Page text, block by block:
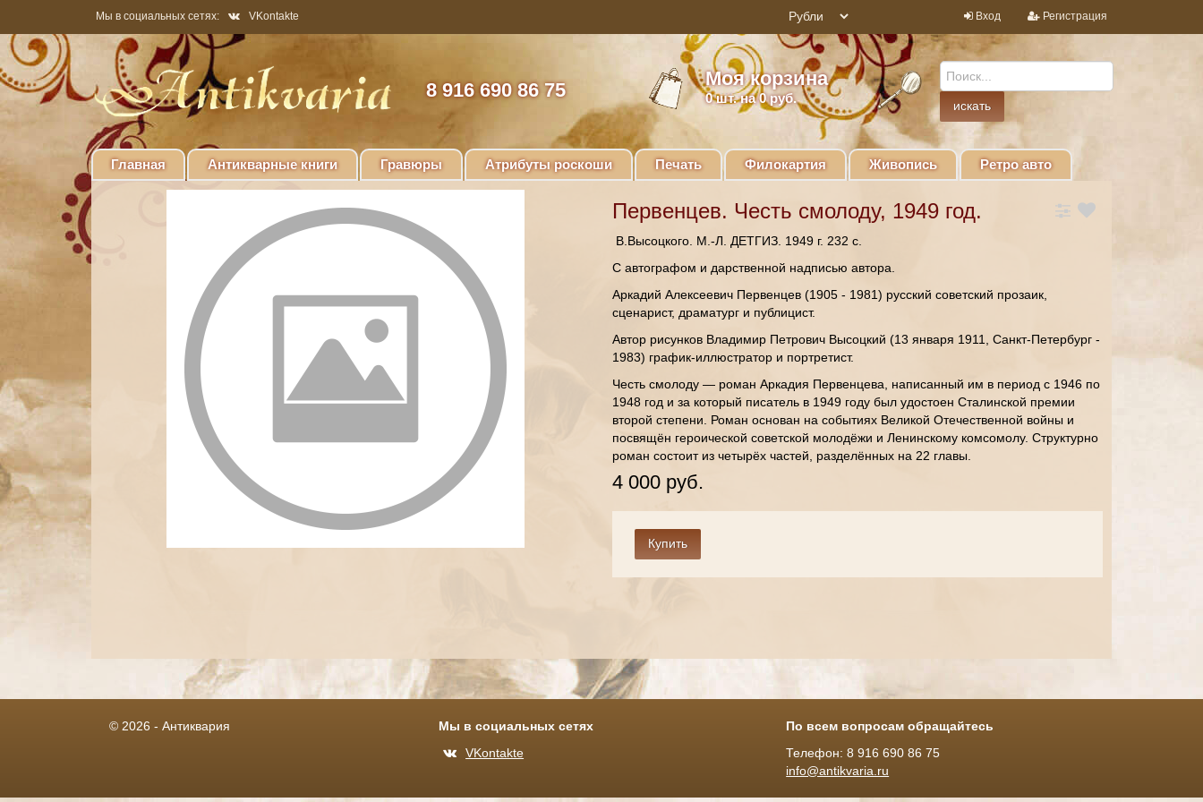
Мы в социальных сетях: VKontakte Вход Регистрация
8 916 690 86 75
Моя корзина
0шт. на 0 руб.
Главная Антикварные книги Гравюры Атрибуты роскоши Печать Филокартия Живопись Ретро авто
Первенцев. Честь смолоду, 1949 год.
В.Высоцкого. М.-Л. ДЕТГИЗ. 1949 г. 232 с.
С автографом и дарственной надписью автора.
Аркадий Алексеевич Первенцев (1905 - 1981) русский советский прозаик,
сценарист, драматург и публицист.
Автор рисунков Владимир Петрович Высоцкий (13 января 1911, Санкт-Петербург -
1983) график-иллюстратор и портретист.
Честь смолоду — роман Аркадия Первенцева, написанный им в период с 1946 по
1948 год и за который писатель в 1949 году был удостоен Сталинской премии
второй степени. Роман основан на событиях Великой Отечественной войны и
посвящён героической советской молодёжи и Ленинскому комсомолу. Структурно
роман состоит из четырёх частей, разделённых на 22 главы.
4 000 руб.
© 2026 - Антиквария
Мы в социальных сетях
VKontakte
По всем вопросам обращайтесь
Телефон: 8 916 690 86 75
info@antikvaria.ru